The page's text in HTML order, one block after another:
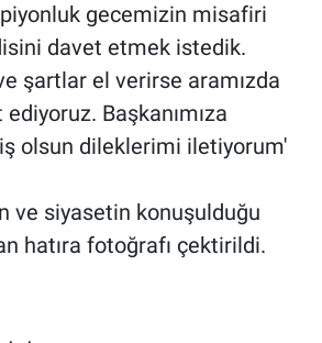
gecemizin misafiri
davet etmek istedik.
şartlar el verirse aramızda
Başkanımıza
olsun dileklerimi iletiyorum'
ve siyasetin konuşulduğu
hatıra fotoğrafı çektirildi.